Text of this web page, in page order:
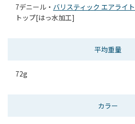
7デニール・ バリスティック エアライ
トップ[はっ水加工]
平均重量
72g
カラー